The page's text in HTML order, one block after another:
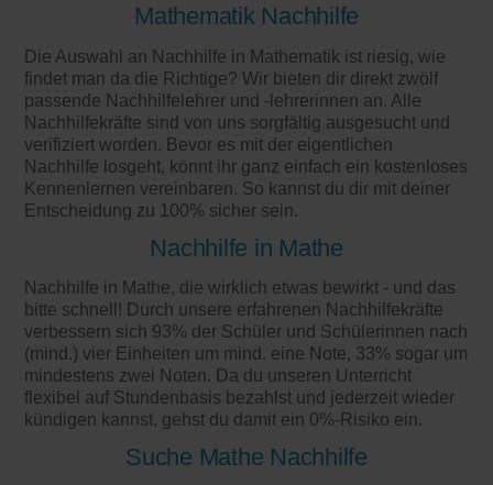
Mathematik Nachhilfe
Die Auswahl an Nachhilfe in Mathematik ist riesig, wie
findet man da die Richtige? Wir bieten dir direkt zwölf
passende Nachhilfelehrer und -lehrerinnen an. Alle
Nachhilfekräfte sind von uns sorgfältig ausgesucht und
verifiziert worden. Bevor es mit der eigentlichen
Nachhilfe losgeht, könnt ihr ganz einfach ein kostenloses
Kennenlernen vereinbaren. So kannst du dir mit deiner
Entscheidung zu 100% sicher sein.
Nachhilfe in Mathe
Nachhilfe in Mathe, die wirklich etwas bewirkt - und das
bitte schnell! Durch unsere erfahrenen Nachhilfekräfte
verbessern sich 93% der Schüler und Schülerinnen nach
(mind.) vier Einheiten um mind. eine Note, 33% sogar um
mindestens zwei Noten. Da du unseren Unterricht
flexibel auf Stundenbasis bezahlst und jederzeit wieder
kündigen kannst, gehst du damit ein 0%-Risiko ein.
Suche Mathe Nachhilfe